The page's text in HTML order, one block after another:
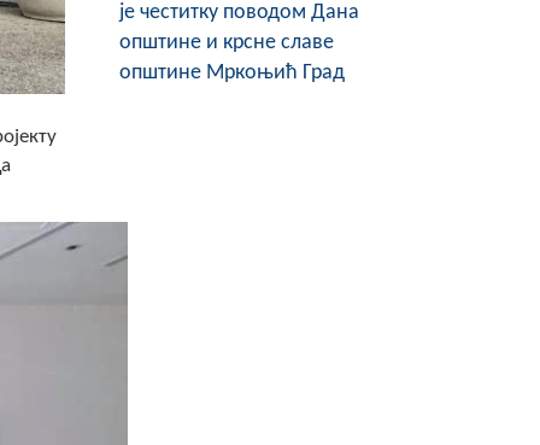
је честитку поводом Дана
општине и крсне славе
општине Мркоњић Град